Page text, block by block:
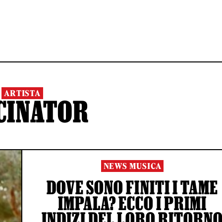
ARTISTA
NEWS MUSICA
DOVE SONO FINITI I TAME
IMPALA? ECCO I PRIMI